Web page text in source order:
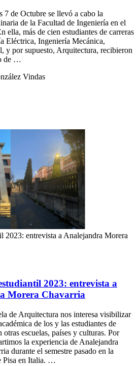
7 de Octubre se llevó a cabo la
de la Facultad de Ingeniería en el
ella, más de cien estudiantes de carreras
Eléctrica, Ingeniería Mecánica,
y por supuesto, Arquitectura, recibieron
de …
Vindas
2023: entrevista a Analejandra Morera
2023: entrevista a
Morera Chavarria
de Arquitectura nos interesa visibilizar
de los y las estudiantes de
otras escuelas, países y culturas. Por
la experiencia de Analejandra
durante el semestre pasado en la
Pisa en Italia. …